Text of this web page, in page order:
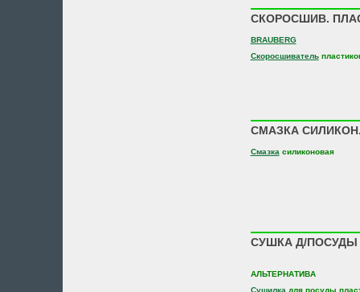
СКОРОСШИВ.
BRAUBERG
Скоросшиватель
СМАЗКА
Смазка силиконовая
СУШКА Д/ПОСУДЫ
АЛЬТЕРНАТИВА
Сушилка для посуды